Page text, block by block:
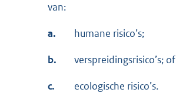
van:
a. humane risico’s;
b. verspreidingsrisico’s; of
c. ecologische risico’s.